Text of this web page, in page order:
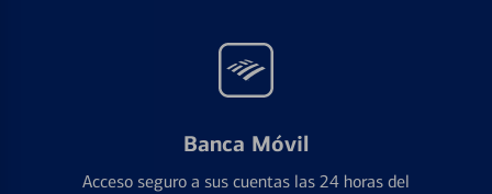
Banca Móvil
Acceso seguro a sus cuentas las 24 horas del